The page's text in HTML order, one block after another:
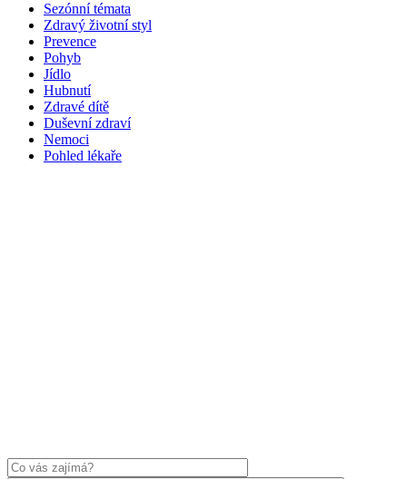
Sezónní témata
Zdravý životní styl
Prevence
Pohyb
Jídlo
Hubnutí
Zdravé dítě
Duševní zdraví
Nemoci
Pohled lékaře